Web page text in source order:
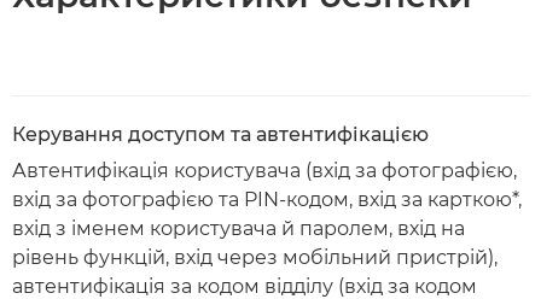
Керування доступом та автентифікацією
Автентифікація користувача (вхід за фотографією,
вхід за фотографією та PIN-кодом, вхід за карткою*,
вхід з іменем користувача й паролем, вхід на
рівень функцій, вхід через мобільний пристрій),
автентифікація за кодом відділу (вхід за кодом